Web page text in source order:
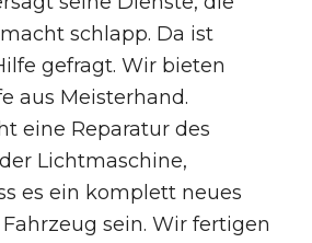
schlapp. Da ist
gefragt. Wir bieten
aus Meisterhand.
eine Reparatur des
Lichtmaschine,
es ein komplett neues
sein. Wir fertigen